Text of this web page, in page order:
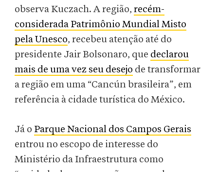
observa Kuczach. A região, recém-
considerada Patrimônio Mundial Misto
pela Unesco, recebeu atenção até do
presidente Jair Bolsonaro, que declarou
mais de uma vez seu desejo de transformar
a região em uma “Cancún brasileira”, em
referência à cidade turística do México.
Já o Parque Nacional dos Campos Gerais
entrou no escopo de interesse do
Ministério da Infraestrutura como